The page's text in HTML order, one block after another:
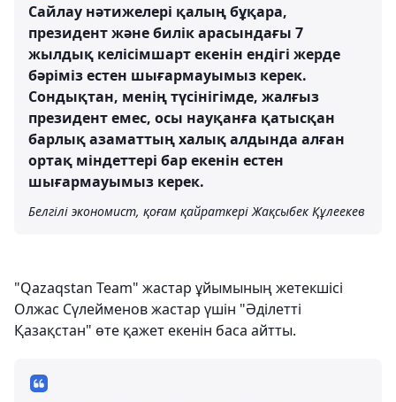
Сайлау нәтижелері қалың бұқара,
президент және билік арасындағы 7
жылдық келісімшарт екенін ендігі жерде
бәріміз естен шығармауымыз керек.
Сондықтан, менің түсінігімде, жалғыз
президент емес, осы науқанға қатысқан
барлық азаматтың халық алдында алған
ортақ міндеттері бар екенін естен
шығармауымыз керек.
Белгілі экономист, қоғам қайраткері Жақсыбек Құлеекев
"Qazaqstan Team" жастар ұйымының жетекшісі
Олжас Сүлейменов жастар үшін "Әділетті
Қазақстан" өте қажет екенін баса айтты.